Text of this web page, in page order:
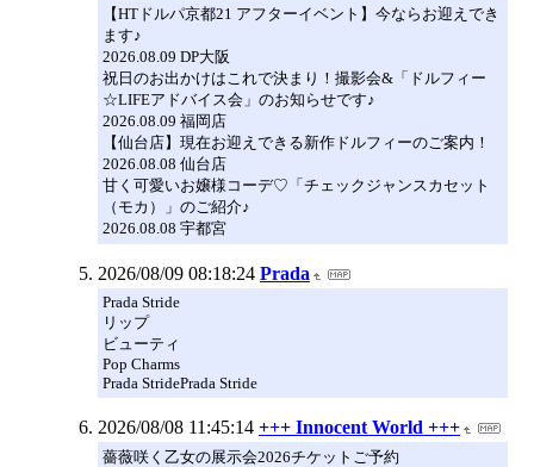
【HTドルパ京都21 アフターイベント】今ならお迎えでき
ます♪
2026.08.09 DP大阪
祝日のお出かけはこれで決まり！撮影会&「ドルフィー
☆LIFEアドバイス会」のお知らせです♪
2026.08.09 福岡店
【仙台店】現在お迎えできる新作ドルフィーのご案内！
2026.08.08 仙台店
甘く可愛いお嬢様コーデ♡「チェックジャンスカセット
（モカ）」のご紹介♪
2026.08.08 宇都宮
2026/08/09 08:18:24 Prada
Prada Stride
リップ
ビューティ
Pop Charms
Prada StridePrada Stride
2026/08/08 11:45:14 +++ Innocent World +++
薔薇咲く乙女の展示会2026チケットご予約